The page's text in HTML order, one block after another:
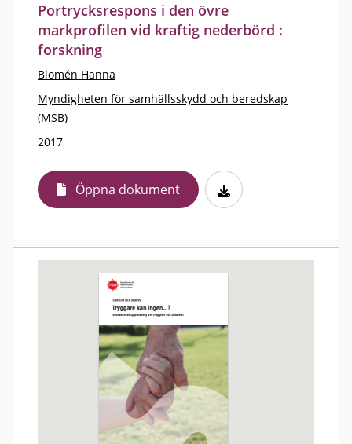
Portrycksrespons i den övre
markprofilen vid kraftig nederbörd :
forskning
Blomén Hanna
Myndigheten för samhällsskydd och beredskap
(MSB)
2017
Öppna dokument